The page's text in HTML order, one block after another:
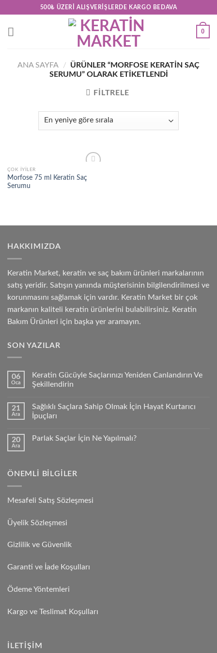
content
500₺ ÜZERI ALIŞVERIŞLERDE KARGO BEDAVA
0
ANA SAYFA /
ÜRÜNLER “MORFOSE KERATIN SAÇ
SERUMU” OLARAK ETIKETLENDI
FILTRELE
wishlist
ÇOK İYILER
Morfose 75 ml Keratin Saç
Serumu
HAKKIMIZDA
Keratin Market, keratin ve saç bakım ürünleri markalarının
satış yeridir. Satışın yanında müşterisinin bilgilendirilmesi ve
korunmasını sağlamak için vardır. Keratin Market bir çok
markanın kaliteli keratin ürünlerini bulabilirsiniz. Keratin
Bakım Ürünleri için başka yer aramayın.
SON YAZILAR
06
Oca
Keratin Gücüyle Saçlarınızı Yeniden Canlandırın Ve
Şekillendirin
21
Ara
Sağlıklı Saçlara Sahip Olmak İçin Hayat Kurtarıcı
İpuçları
20
Ara
Parlak Saçlar İçin Ne Yapılmalı?
ÖNEMLI BILGILER
Mesafeli Satış Sözleşmesi
Üyelik Sözleşmesi
Gizlilik ve Güvenlik
Garanti ve İade Koşulları
Ödeme Yöntemleri
Kargo ve Teslimat Koşulları
İLETIŞIM